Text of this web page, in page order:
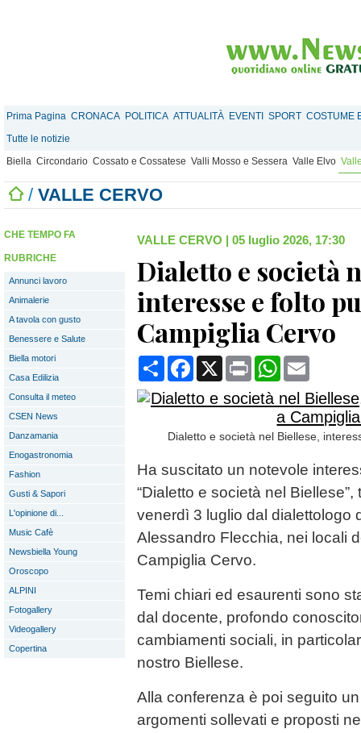
Prima Pagina CRONACA POLITICA ATTUALITÀ EVENTI SPORT COSTUME
Tutte le notizie
Biella Circondario Cossato e Cossatese Valli Mosso e Sessera Valle Elvo
/ VALLE CERVO
CHE TEMPO FA
RUBRICHE
Annunci lavoro
Animalerie
A tavola con gusto
Benessere e Salute
Biella motori
Casa Edilizia
Consulta il meteo
CSEN News
Danzamania
Enogastronomia
Fashion
Gusti & Sapori
L'opinione di...
Music Cafè
Newsbiella Young
Oroscopo
ALPINI
Fotogallery
Videogallery
Copertina
VALLE CERVO | 05 luglio 2026, 17:30
Dialetto e società
interesse e folto
Campiglia Cervo
CondividiFacebook
X Print WhatsApp
Dialetto e società nel Biellese,
Ha suscitato un notevole
“Dialetto e società nel
venerdì 3 luglio dal dialettologo
Alessandro Flecchia, nei locali
Campiglia Cervo.
Temi chiari ed esaurenti sono
dal docente, profondo
cambiamenti sociali, in
nostro Biellese.
Alla conferenza è poi seguito
argomenti sollevati e proposti